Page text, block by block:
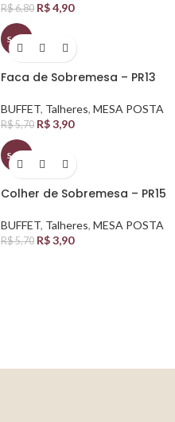
R$6,80 R$4,90
SALE
Faca de Sobremesa – PR13
BUFFET, Talheres, MESA POSTA
R$5,70 R$3,90
SALE
Colher de Sobremesa – PR15
BUFFET, Talheres, MESA POSTA
R$5,70 R$3,90